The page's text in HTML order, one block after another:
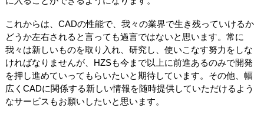
これからは、CADの性能で、我々の業界で生き残っていけるか
どうか左右されると言っても過言ではないと思います。常に
我々は新しいものを取り入れ、研究し、使いこなす努力をしな
ければなりませんが、HZSも今まで以上に前進あるのみで開発
を押し進めていってもらいたいと期待しています。その他、幅
広くCADに関係する新しい情報を随時提供していただけるよう
なサービスもお願いしたいと思います。